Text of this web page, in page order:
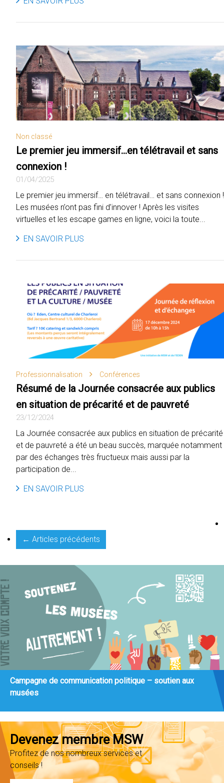
Non classé
Le premier jeu immersif…en télétravail et sans
connexion !
01/04/2025
Le premier jeu immersif… en télétravail… et sans connexion !
Les musées n’ont pas fini d’innover ! Après les visites
virtuelles et les escape games en ligne, voici la toute...
EN SAVOIR PLUS
Professionnalisation Conférences
Résumé de la Journée consacrée aux publics
en situation de précarité et de pauvreté
23/12/2024
La Journée consacrée aux publics en situation de précarité
et de pauvreté a été un beau succès, marquée notamment
par des échanges très fructueux mais aussi par la
participation de...
EN SAVOIR PLUS
← Articles précédents
Campagne de communication politique – soutien aux
musées
Devenez membre MSW
Profitez de nos nombreux services et
conseils !